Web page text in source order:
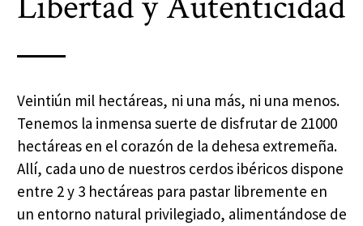
Veintiún mil hectáreas, ni una más, ni una menos.
Tenemos la inmensa suerte de disfrutar de 21000
hectáreas en el corazón de la dehesa extremeña.
Allí, cada uno de nuestros cerdos ibéricos dispone
entre 2 y 3 hectáreas para pastar libremente en
un entorno natural privilegiado, alimentándose de